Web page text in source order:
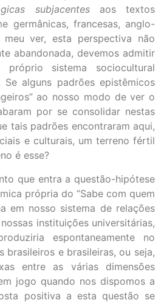
subjacentesaos textos
germânicas, francesas, anglo-
ver, esta perspectiva não
abandonada, devemos admitir
sistema sociocultural
alguns padrões epistêmicos
ao nosso modo de ver o
por se consolidar nestas
tais padrões encontraram aqui,
e culturais, um terreno fértil
é esse?
que entra a questão-hipótese
própria do “Sabe com quem
em nosso sistema de relações
instituições universitárias,
espontaneamente no
brasileiros e brasileiras, ou seja,
entre as várias dimensões
jogo quando nos dispomos a
positiva a esta questão se